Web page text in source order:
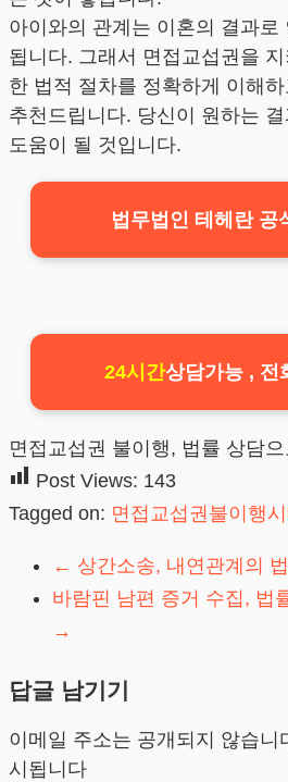
아이와의 관계는 이혼의 결과로
됩니다. 그래서 면접교섭권을
한 법적 절차를 정확하게 이해
추천드립니다. 당신이 원하는
도움이 될 것입니다.
법무법인 테헤란 공
24시간상담가능 , 전
면접교섭권 불이행, 법률 상담
Post Views: 143
Tagged on: 면접교섭권불이행
← 상간소송, 내연관계의
바람핀 남편 증거 수집, 법
→
답글 남기기
이메일 주소는 공개되지 않습니
시됩니다